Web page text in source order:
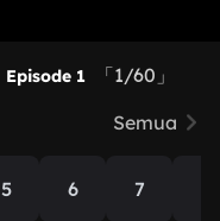
Episode 1
「1/60」
Semua
5 6 7